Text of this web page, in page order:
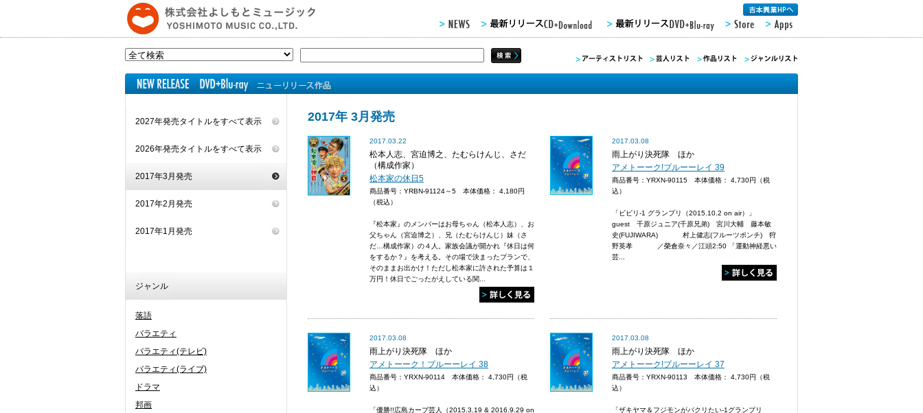
2027年発売タイトルをすべて表示
2026年発売タイトルをすべて表示
2017年3月発売
2017年2月発売
2017年1月発売
ジャンル
落語
バラエティ
バラエティ(テレビ)
バラエティ(ライブ)
ドラマ
邦画
2017年 3月発売
2017.03.22
松本人志、宮迫博之、たむらけんじ、さだ
（構成作家）
松本家の休日5
商品番号：YRBN-91124～5 本体価格： 4,180円
（税込）
『松本家』のメンバーはお母ちゃん（松本人志）、お
父ちゃん（宮迫博之）、兄（たむらけんじ）妹（さ
だ…構成作家）の４人。家族会議が開かれ『休日は何
をするか？』を考える。その場で決まったプランで、
そのままお出かけ！ただし松本家に許された予算は１
万円！休日でごったがえしている関...
2017.03.08
雨上がり決死隊 ほか
アメトーーク!ブルーーレイ 39
商品番号：YRXN-90115 本体価格： 4,730円（税
込）
「ビビリ-1 グランプリ（2015.10.2 on air）」
guest 千原ジュニア(千原兄弟) 宮川大輔 藤本敏
史(FUJIWARA) 村上健志(フルーツポンチ) 狩
野英孝 ／榮倉奈々／江頭2:50 「運動神経悪い
芸...
2017.03.08
雨上がり決死隊 ほか
アメトーーク！ブルーーレイ 38
商品番号：YRXN-90114 本体価格： 4,730円（税
込）
「優勝!!広島カープ芸人（2015.3.19 & 2016.9.29 on
2017.03.08
雨上がり決死隊 ほか
アメトーーク!ブルーーレイ 37
商品番号：YRXN-90113 本体価格： 4,730円（税
込）
「ザキヤマ＆フジモンがパクリたい-1グランプリ